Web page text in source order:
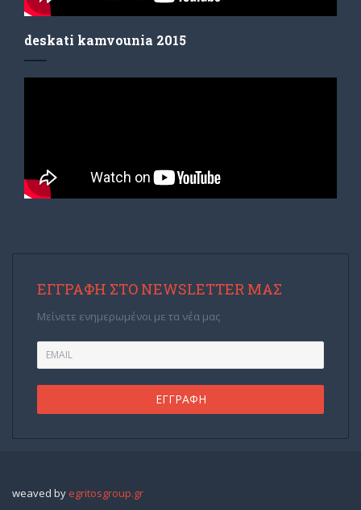
deskati kamvounia 2015
ΕΓΓΡΑΦΉ ΣΤΟ NEWSLETTER ΜΑΣ
Μείνετε ενημερωμένοι με τα νέα μας
weaved by egritosgroup.gr